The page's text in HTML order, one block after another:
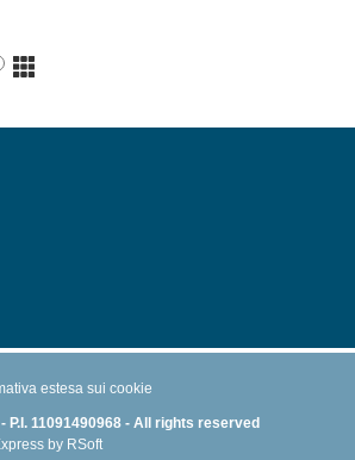
estesa sui cookie
11091490968 - All rights reserved
by RSoft